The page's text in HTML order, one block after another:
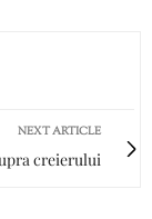
NEXT ARTICLE
creierului